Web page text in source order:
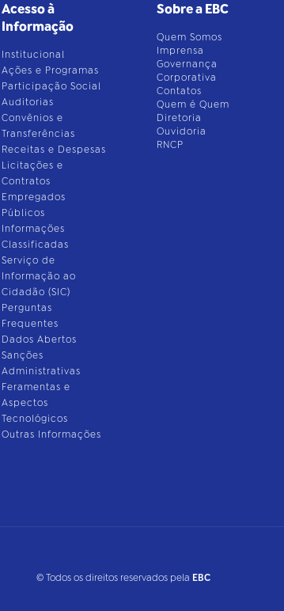
Acesso à
Informação
Institucional
Ações e Programas
Participação Social
Auditorias
Convênios e
Transferências
Receitas e Despesas
Licitações e
Contratos
Empregados
Públicos
Informações
Classificadas
Serviço de
Informação ao
Cidadão (SIC)
Perguntas
Frequentes
Dados Abertos
Sanções
Administrativas
Feramentas e
Aspectos
Tecnológicos
Outras Informações
Sobre a EBC
Quem Somos
Imprensa
Governança
Corporativa
Contatos
Quem é Quem
Diretoria
Ouvidoria
RNCP
© Todos os direitos reservados pela EBC